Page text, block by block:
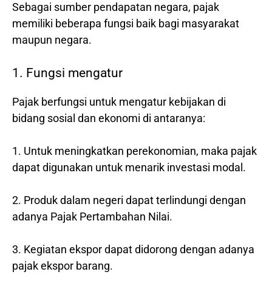
Sebagai sumber pendapatan negara, pajak
memiliki beberapa fungsi baik bagi masyarakat
maupun negara.
1. Fungsi mengatur
Pajak berfungsi untuk mengatur kebijakan di
bidang sosial dan ekonomi di antaranya:
1. Untuk meningkatkan perekonomian, maka pajak
dapat digunakan untuk menarik investasi modal.
2. Produk dalam negeri dapat terlindungi dengan
adanya Pajak Pertambahan Nilai.
3. Kegiatan ekspor dapat didorong dengan adanya
pajak ekspor barang.